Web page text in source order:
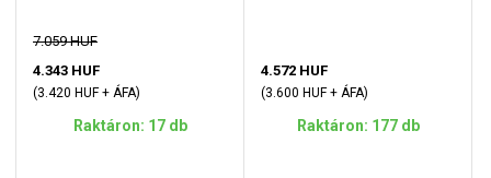
7.059 HUF
4.343 HUF
(3.420 HUF + ÁFA)
Raktáron: 17 db
4.572 HUF
(3.600 HUF + ÁFA)
Raktáron: 177 db